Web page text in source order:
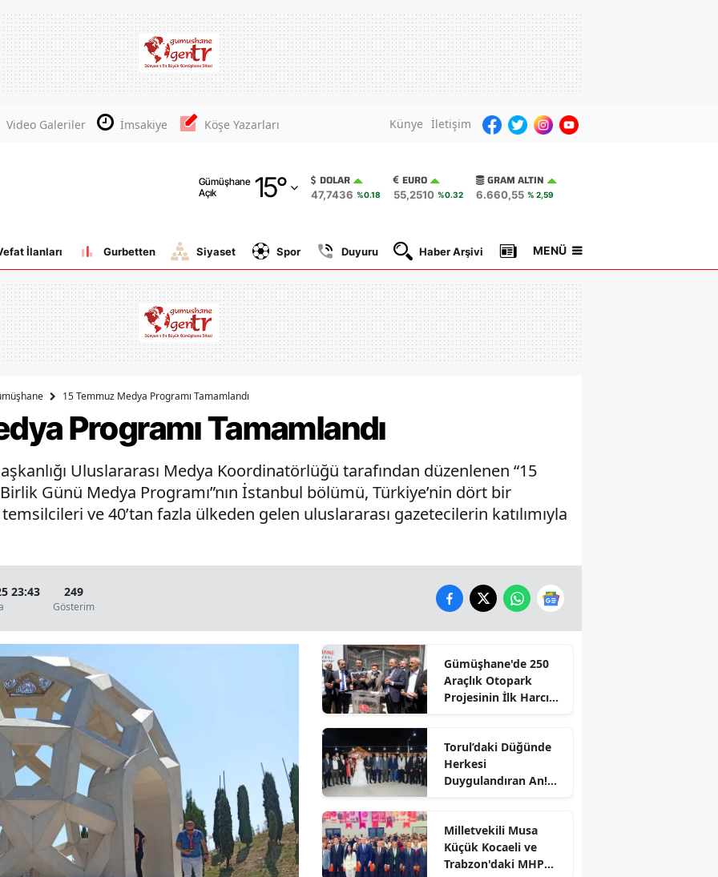
Video Galeriler İmsakiye Köşe Yazarları Künye İletişim
Gümüşhane
Açık
15°
Adana
Adıyaman
Amasya
Antalya
Aydın
Balıkesir
Bitlis
Bolu
Burdur
Elazığ
Erzincan
Erzurum
Eskişehir
DOLAR
47,7436 %0.18
EURO
55,2510 %0.32
GRAM ALTIN
6.660,55 % 2,59
İlanları Gurbetten Siyaset Spor Duyuru Haber Arşivi Gazete Manşetleri
MENÜ
15 Temmuz Medya Programı Tamamlandı
Programı Tamamlandı
Uluslararası Medya Koordinatörlüğü tarafından düzenlenen “15
Günü Medya Programı”nın İstanbul bölümü, Türkiye’nin dört bir
ve 40’tan fazla ülkeden gelen uluslararası gazetecilerin katılımıyla
23:43 249
Gösterim
Gümüşhane'de 250
Araçlık Otopark
Projesinin İlk Harcı
Torul’daki Düğünde
Herkesi
Duygulandıran An!
İçin Çıktı
Milletvekili Musa
Küçük Kocaeli ve
Trabzon'daki MHP